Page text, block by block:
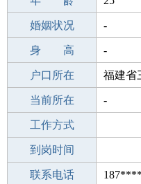
出生年月 2001-
婚姻状况 -
学 历 高中
身 高 -
毕业学校 高中
户口所在 福建省
所学专业 -
当前所在 -
工作经验
工作方式
驾 照
到岗时间
期望月薪
联系电话